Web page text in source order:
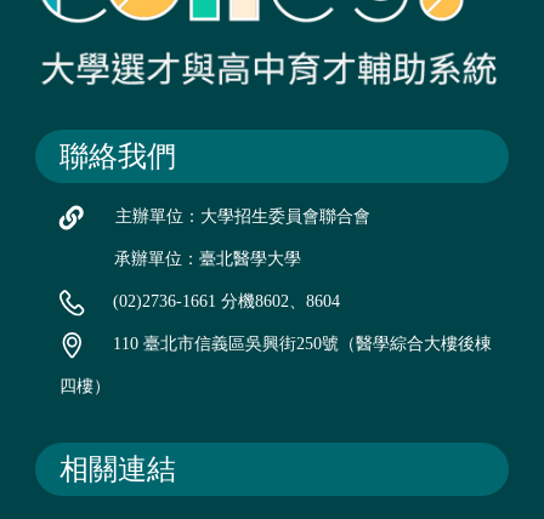
聯絡我們
主辦單位：大學招生委員會聯合會
承辦單位：臺北醫學大學
(02)2736-1661 分機8602、8604
110 臺北市信義區吳興街250號（醫學綜合大樓後棟
四樓）
相關連結